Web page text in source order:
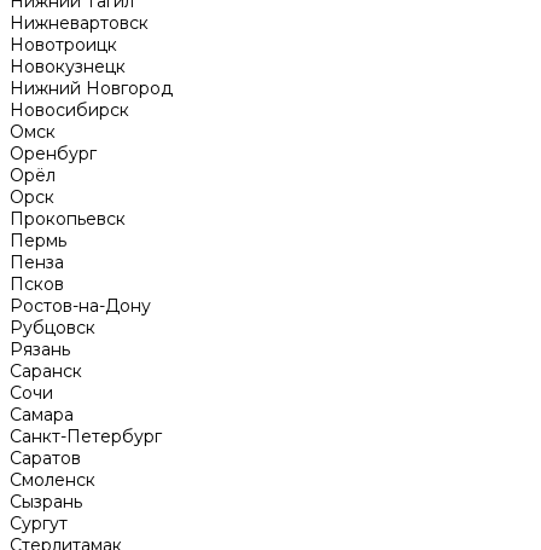
Нижневартовск
Новотроицк
Новокузнецк
Нижний Новгород
Новосибирск
Омск
Оренбург
Орёл
Орск
Прокопьевск
Пермь
Пенза
Псков
Ростов-на-Дону
Рубцовск
Рязань
Саранск
Сочи
Самара
Санкт-Петербург
Саратов
Смоленск
Сызрань
Сургут
Стерлитамак